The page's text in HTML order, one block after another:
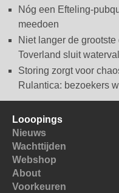
Nóg een Efteling-
meedoen
Niet langer de
Toverland sluit
Storing zorgt voor
Rulantica: bezoekers
Looopings
Nieuws
Wachttijden
Webshop
About
Voorkeuren